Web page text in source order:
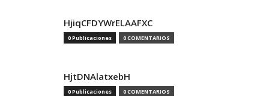
HjiqCFDYWrELAAFXC
0 Publicaciones 0 COMENTARIOS
HjtDNAlatxebH
0 Publicaciones 0 COMENTARIOS